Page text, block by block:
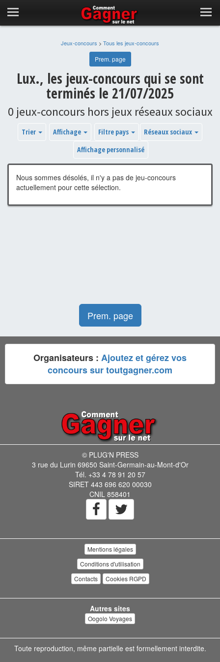
Jeux-concours > Tous les jeux-concours
Prem. page
Lux., les jeux-concours qui se sont
terminés le 21/07/2025
0 jeux-concours hors jeux réseaux sociaux
Trier Affichage Filtre pays
Réseaux sociaux
Affichage personnalisé
Nous sommes désolés, il n'y a pas de jeu-concours
actuellement pour cette sélection.
Prem. page
Organisateurs : Ajoutez et gérez vos
concours sur toutgagner.com
© PLUG'N PRESS
3 rue du Lurin 69650 Saint-Germain-au-Mont-d'Or
Tél. +33 4 78 91 20 57
SIRET 443 696 620 00030
CNIL 858401
Mentions légales
Conditions d'utilisation
Contacts
Cookies RGPD
Autres sites
Oogolo Voyages
Toute reproduction, même partielle est formellement interdite.